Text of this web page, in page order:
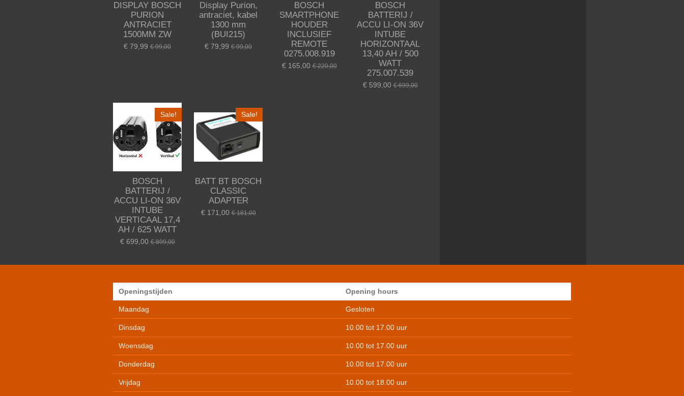
DISPLAY BOSCH
PURION
ANTRACIET
1500MM ZW
€ 79,99 € 99,00
Display Purion,
antraciet, kabel
1300 mm
(BUI215)
€ 79,99 € 99,00
BOSCH
SMARTPHONE
HOUDER
INCLUSIEF
REMOTE
0275.008.919
€ 165,00 € 229,00
BOSCH
BATTERIJ /
ACCU LI-ON 36V
INTUBE
HORIZONTAAL
13,40 AH / 500
WATT
275.007.539
€ 599,00 € 699,00
Sale!
BOSCH
BATTERIJ /
ACCU LI-ON 36V
INTUBE
VERTICAAL 17,4
AH / 625 WATT
€ 699,00 € 899,00
Sale!
BATT BT BOSCH
CLASSIC
ADAPTER
€ 171,00 € 181,00
Openingstijden Opening hours
Maandag Gesloten
Dinsdag 10.00 tot 17.00 uur
Woensdag 10.00 tot 17.00 uur
Donderdag 10.00 tot 17.00 uur
Vrijdag 10.00 tot 18.00 uur